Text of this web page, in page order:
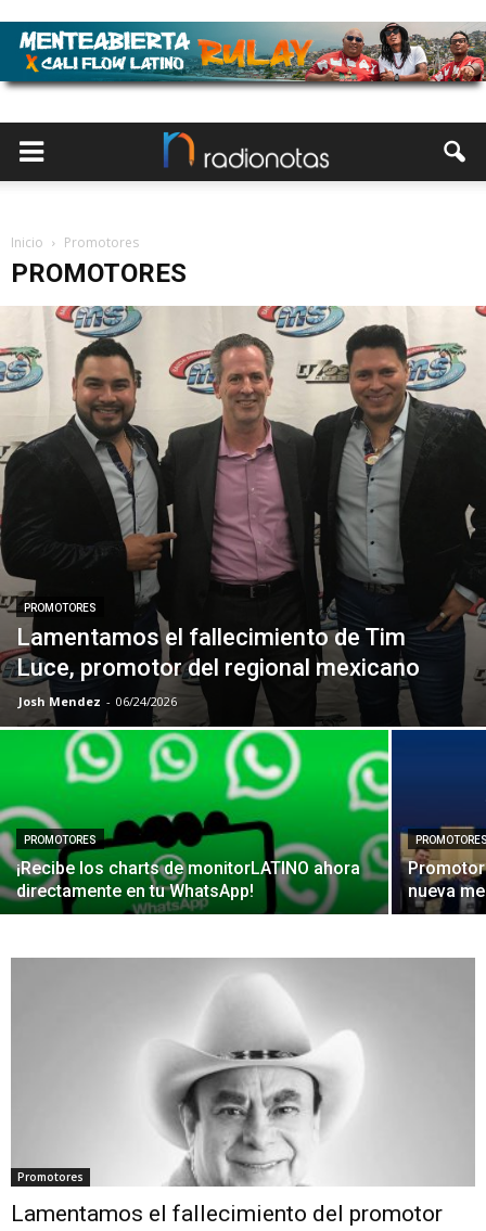
Inicio Promotores
PROMOTORES
PROMOTORES
Lamentamos el fallecimiento de Tim
Luce, promotor del regional mexicano
Josh Mendez - 06/24/2026
PROMOTORES
¡Recibe los charts de monitorLATINO ahora
directamente en tu WhatsApp!
nueva
Promotores
Lamentamos el fallecimiento del promotor